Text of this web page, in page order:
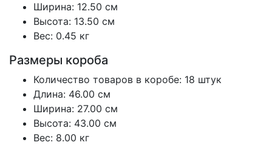
Ширина: 12.50 см
Высота: 13.50 см
Вес: 0.45 кг
Размеры короба
Количество товаров в коробе: 18 штук
Длина: 46.00 см
Ширина: 27.00 см
Высота: 43.00 см
Вес: 8.00 кг